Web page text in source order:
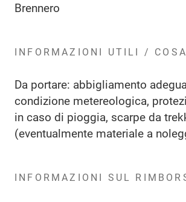
Brennero
INFORMAZIONI UTILI / COSA
Da portare: abbigliamento
condizione metereologica,
in caso di pioggia, scarpe da
(eventualmente materiale a
INFORMAZIONI SUL